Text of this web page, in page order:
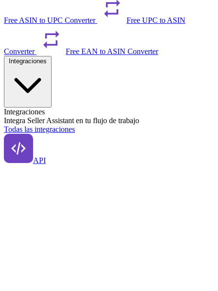
Free ASIN to UPC Converter Free UPC to ASIN
Converter Free EAN to ASIN Converter
Integraciones
Integra Seller Assistant en tu flujo de trabajo
Todas las integraciones
API